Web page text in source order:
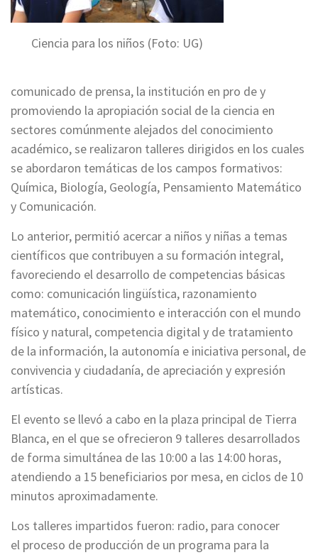
Ciencia para los niños (Foto: UG)
comunicado de prensa, la institución en pro de y
promoviendo la apropiación social de la ciencia en
sectores comúnmente alejados del conocimiento
académico, se realizaron talleres dirigidos en los cuales
se abordaron temáticas de los campos formativos:
Química, Biología, Geología, Pensamiento Matemático
y Comunicación.
Lo anterior, permitió acercar a niños y niñas a temas
científicos que contribuyen a su formación integral,
favoreciendo el desarrollo de competencias básicas
como: comunicación lingüística, razonamiento
matemático, conocimiento e interacción con el mundo
físico y natural, competencia digital y de tratamiento
de la información, la autonomía e iniciativa personal, de
convivencia y ciudadanía, de apreciación y expresión
artísticas.
El evento se llevó a cabo en la plaza principal de Tierra
Blanca, en el que se ofrecieron 9 talleres desarrollados
de forma simultánea de las 10:00 a las 14:00 horas,
atendiendo a 15 beneficiarios por mesa, en ciclos de 10
minutos aproximadamente.
Los talleres impartidos fueron: radio, para conocer
el proceso de producción de un programa para la